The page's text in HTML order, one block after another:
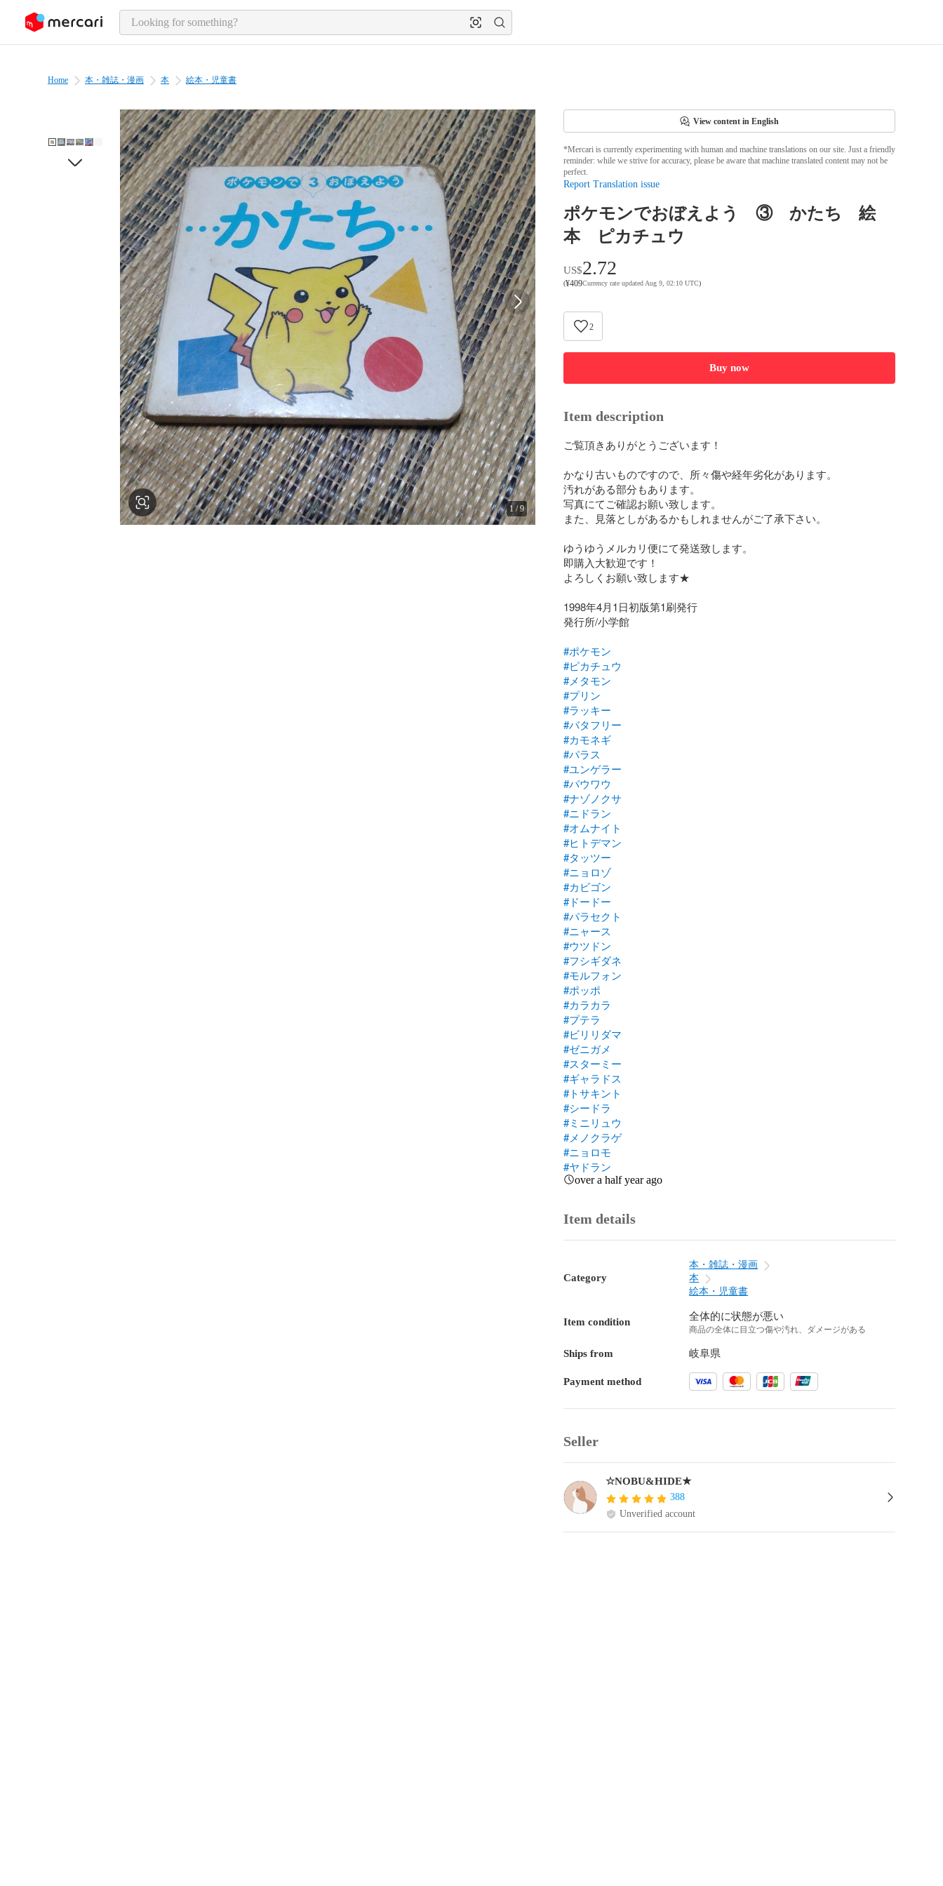
page content
Home 本・雑誌・漫画 本 絵本・児童書
1 /9
View content in English
*Mercari is currently experimenting with human and machine translations on our site. Just a friendly
reminder: while we strive for accuracy, please be aware that machine translated content may not be
perfect.
Report Translation issue
ポケモンでおぼえよう ③ かたち 絵
本 ピカチュウ
US$2.72
(¥409Currency rate updated Aug 9, 02:10 UTC)
2
Buy now
Item description
ご覧頂きありがとうございます！
かなり古いものですので、所々傷や経年劣化があります。
汚れがある部分もあります。
写真にてご確認お願い致します。
また、見落としがあるかもしれませんがご了承下さい。
ゆうゆうメルカリ便にて発送致します。
即購入大歓迎です！
よろしくお願い致します★
1998年4月1日初版第1刷発行
発行所/小学館
#ポケモン
#ピカチュウ
#メタモン
#プリン
#ラッキー
#バタフリー
#カモネギ
#パラス
#ユンゲラー
#パウワウ
#ナゾノクサ
#ニドラン
#オムナイト
#ヒトデマン
#タッツー
#ニョロゾ
#カビゴン
#ドードー
#パラセクト
#ニャース
#ウツドン
#フシギダネ
#モルフォン
#ポッポ
#カラカラ
#プテラ
#ビリリダマ
#ゼニガメ
#スターミー
#ギャラドス
#トサキント
#シードラ
#ミニリュウ
#メノクラゲ
#ニョロモ
#ヤドラン
over a half year ago
Item details
Category
本・雑誌・漫画
本
絵本・児童書
Item condition 全体的に状態が悪い
商品の全体に目立つ傷や汚れ、ダメージがある
Ships from 岐阜県
Payment method
Seller
☆NOBU&HIDE★
388
Unverified account